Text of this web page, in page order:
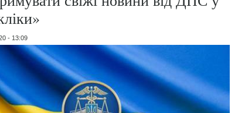
- 13:09